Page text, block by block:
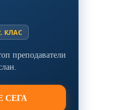
КЛАС
преподаватели
СЕГА